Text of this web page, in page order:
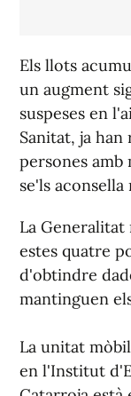
Els llots
un augment
suspeses en
Sanitat, ja han
persones amb
se'ls
La
estes quatre
d'obtindre
mantinguen
La unitat
en l'Institut